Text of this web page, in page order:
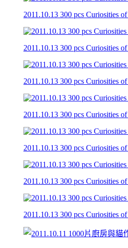
2011.10.13 300 pcs Curiosities
2011.10.13 300 pcs Curiosities
2011.10.13 300 pcs Curiosities
2011.10.13 300 pcs Curiosities
2011.10.13 300 pcs Curiosities
2011.10.13 300 pcs Curiosities
2011.10.13 300 pcs Curiosities